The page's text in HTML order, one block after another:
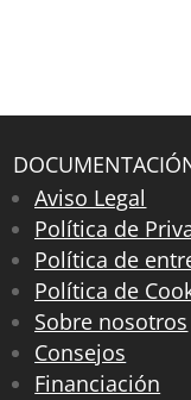
Aviso Legal
Política de
Política de
Política de
Sobre nosotros
Consejos
Financiación